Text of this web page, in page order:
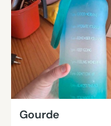
Gourde